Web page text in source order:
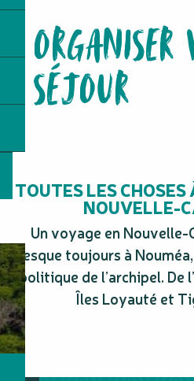
Plage de Nenon
Albert Trohmaé
Pia Pacué
Aire de pique-nique de Robinson
Laser Game Evolution
Aire de jeux pour enfants à Deva
Journée découverte d'une tribu
ORGANISER
SÉJOUR
TOUTES LES
NOUVELLE-
Un voyage en Nouvelle-
presque toujours à
politique de l’archipel. De
Îles Loyauté et